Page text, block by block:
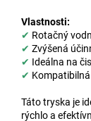
Vlastnosti:
✔ Rotačný
✔ Zvýšená
✔ Ideálna na
✔
Táto tryska je
rýchlo a